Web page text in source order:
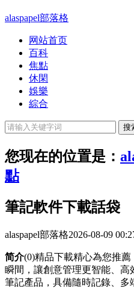
alaspapel部落格
网站首页
百科
焦點
休閑
娛樂
綜合
您现在的位置是：
點
筆記軟件下載話袋
alaspapel部落格2026-08-09
简介(0)精品下載精心為您推
瞬間，讓創意管理更智能、
筆記產品，具備隨時記錄、